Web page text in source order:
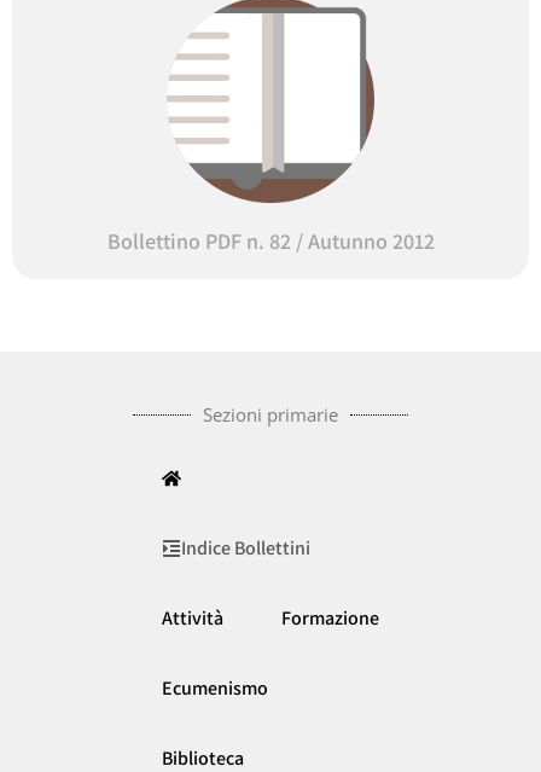
Bollettino PDF n. 82 / Autunno 2012
Sezioni primarie
Indice Bollettini
Attività Formazione
Ecumenismo
Biblioteca